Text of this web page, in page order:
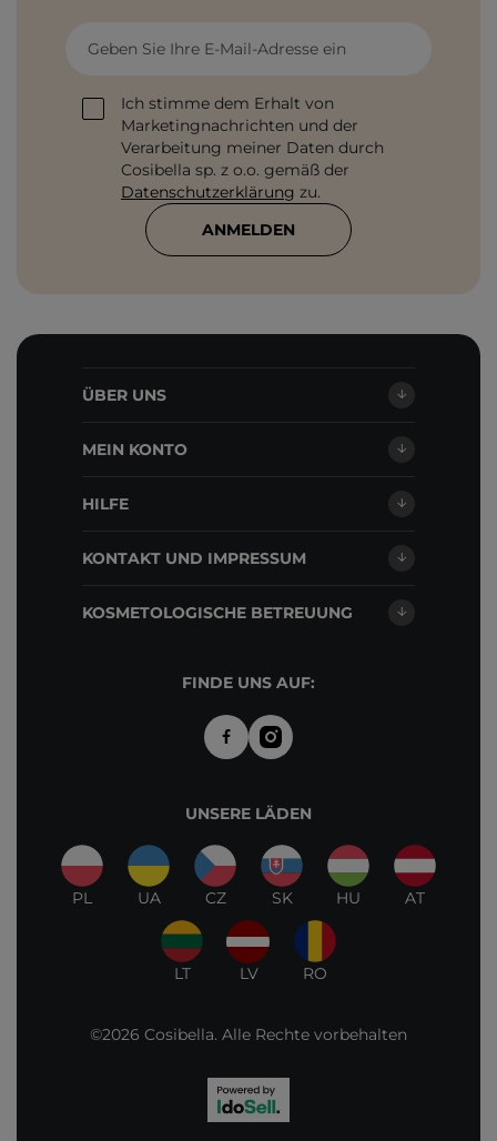
Geben Sie Ihre E-Mail-Adresse ein
Ich stimme dem Erhalt von
Marketingnachrichten und der
Verarbeitung meiner Daten durch
Cosibella sp. z o.o. gemäß der
Datenschutzerklärung zu.
ANMELDEN
ÜBER UNS
MEIN KONTO
HILFE
KONTAKT UND IMPRESSUM
KOSMETOLOGISCHE BETREUUNG
FINDE UNS AUF:
UNSERE LÄDEN
PL UA CZ SK HU AT
LT LV RO
©2026 Cosibella. Alle Rechte vorbehalten